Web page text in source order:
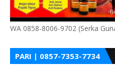
WA 0858-8006-9702 (Serka
PARI | 0857-7353-7734